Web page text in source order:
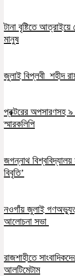
টানা বৃষ্টিতে
মানুষ
জুলাই বিপ্লবী শহীদ
প্রক্টরের অপসারণসহ ৯
স্মারকলিপি
জগন্নাথ বিশ্ববিদ্যালয়
বিবৃতি’
নওগাঁয় জুলাই
আলোচনা সভা
রাজশাহীতে
আলটিমেটাম